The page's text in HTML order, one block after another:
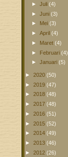
►Juli(4)
►Juni(3)
►
Mei(3)
►April(4)
► Maret(4)
► Februari(4)
►Januari(5)
► 2020 (50)
► 2019 (47)
► 2018 (48)
► 2017 (48)
► 2016 (51)
► 2015 (52)
► 2014 (49)
► 2013 (46)
► 2012 (26)